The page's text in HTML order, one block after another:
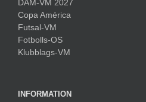
DAM-VM 2027
Copa América
Futsal-VM
Fotbolls-OS
Klubblags-VM
INFORMATION